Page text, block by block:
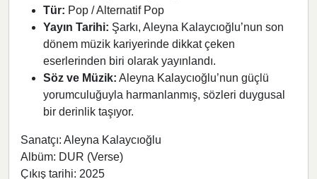
Tür: Pop / Alternatif Pop
Yayın Tarihi: Şarkı, Aleyna Kalaycıoğlu’nun son
dönem müzik kariyerinde dikkat çeken
eserlerinden biri olarak yayınlandı.
Söz ve Müzik: Aleyna Kalaycıoğlu’nun güçlü
yorumculuğuyla harmanlanmış, sözleri duygusal
bir derinlik taşıyor.
Sanatçı: Aleyna Kalaycıoğlu
Albüm: DUR (Verse)
Çıkış tarihi: 2025